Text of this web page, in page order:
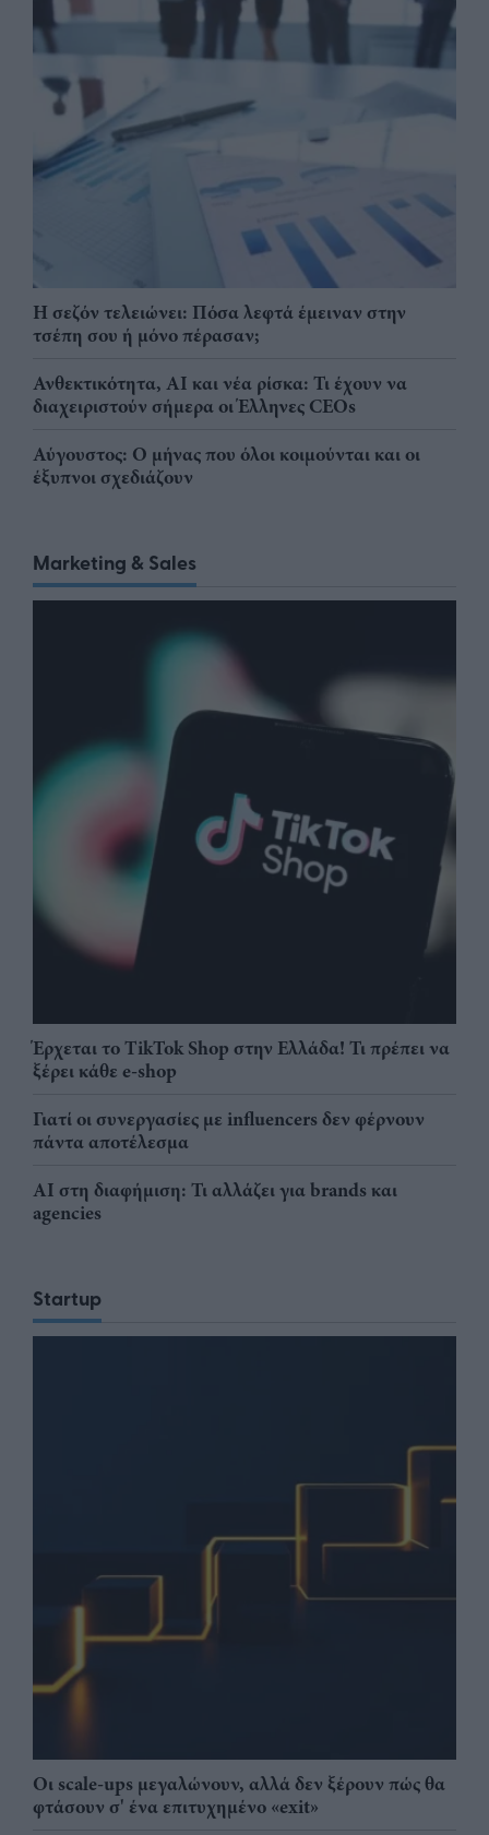
Η σεζόν τελειώνει: Πόσα λεφτά έμειναν στην
τσέπη σου ή μόνο πέρασαν;
Ανθεκτικότητα, AI και νέα ρίσκα: Τι έχουν να
διαχειριστούν σήμερα οι Έλληνες CEOs
Αύγουστος: Ο μήνας που όλοι κοιμούνται και οι
έξυπνοι σχεδιάζουν
Marketing & Sales
Έρχεται το TikTok Shop στην Ελλάδα! Τι πρέπει να
ξέρει κάθε e-shop
Γιατί οι συνεργασίες με influencers δεν φέρνουν
πάντα αποτέλεσμα
AI στη διαφήμιση: Τι αλλάζει για brands και
agencies
Startup
Οι scale-ups μεγαλώνουν, αλλά δεν ξέρουν πώς θα
φτάσουν σ' ένα επιτυχημένο «exit»